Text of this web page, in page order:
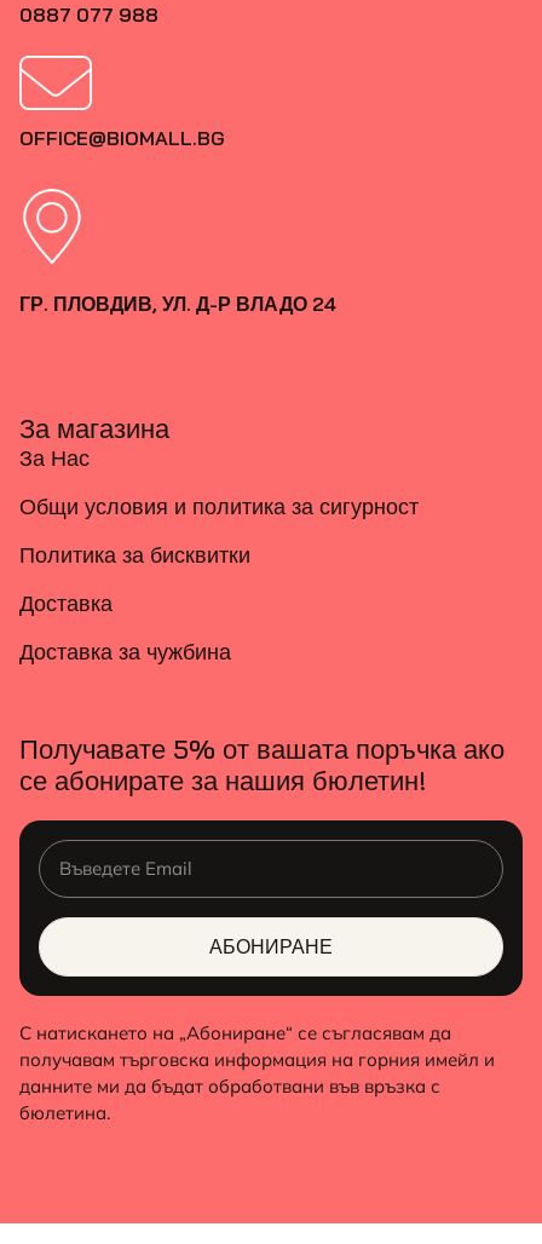
0887 077 988
OFFICE@BIOMALL.BG
ГР. ПЛОВДИВ, УЛ. Д-Р ВЛАДО 24
За магазина
За Нас
Общи условия и политика за сигурност
Политика за бисквитки
Доставка
Доставка за чужбина
Получавате 5% от вашата поръчка ако
се абонирате за нашия бюлетин!
АБОНИРАНЕ
ALTERNATIVE:
С натискането на „Абониране“ се съгласявам да
получавам търговска информация на горния имейл и
данните ми да бъдат обработвани във връзка с
бюлетина.